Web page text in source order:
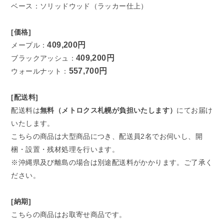
ベース：ソリッドウッド（ラッカー仕上）
[価格]
メープル：409,200円
ブラックアッシュ： 409,200円
ウォールナット： 557,700円
[配送料]
配送料は無料（メトロクス札幌が負担いたします） にてお届け
いたします。
こちらの商品は大型商品につき、配送員2名でお伺いし、開
梱・設置・残材処理を行います。
※沖縄県及び離島の場合は別途配送料がかかります。ご了承く
ださい。
[納期]
こちらの商品はお取寄せ商品です。